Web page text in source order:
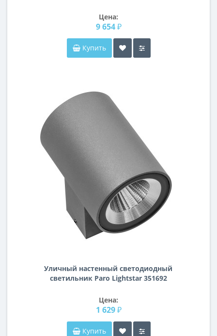
Цена:
9 654 ₽
Купить
Уличный настенный светодиодный
светильник Paro Lightstar 351692
Цена:
1 629 ₽
Купить